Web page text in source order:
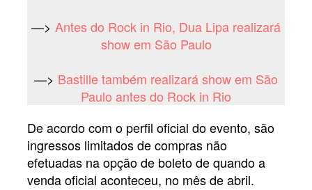
—> Antes do Rock in Rio, Dua Lipa realizará
show em São Paulo
—> Bastille também realizará show em São
Paulo antes do Rock in Rio
De acordo com o perfil oficial do evento, são
ingressos limitados de compras não
efetuadas na opção de boleto de quando a
venda oficial aconteceu, no mês de abril.